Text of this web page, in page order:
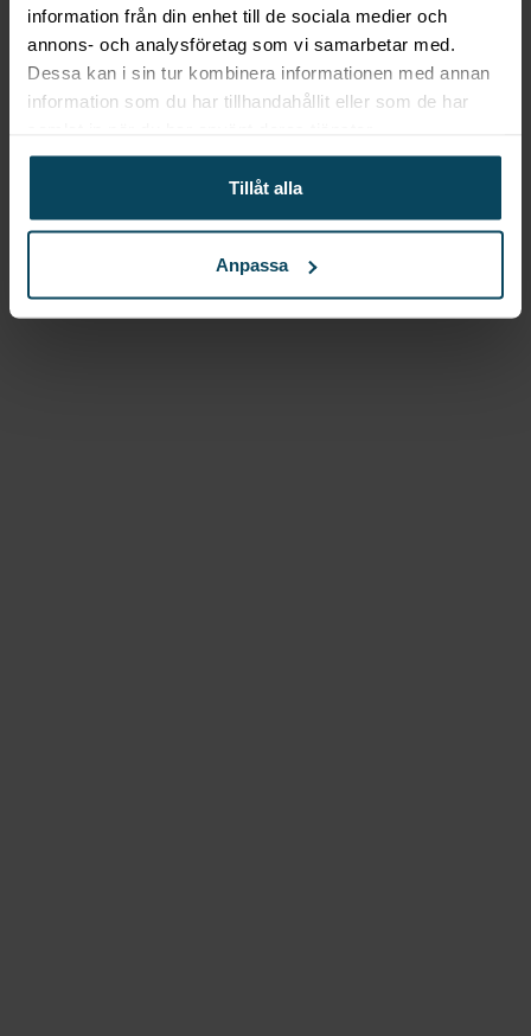
information från din enhet till de sociala medier och
annons- och analysföretag som vi samarbetar med.
Dessa kan i sin tur kombinera informationen med annan
information som du har tillhandahållit eller som de har
Tillåt alla
Anpassa